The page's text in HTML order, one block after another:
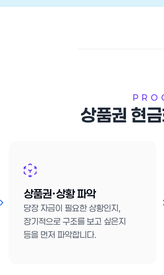
상품권 현
상품권·상황 파악
당장 자금이 필요한 상황인지,
장기적으로 구조를 보고 싶은지
등을 먼저 파악합니다.